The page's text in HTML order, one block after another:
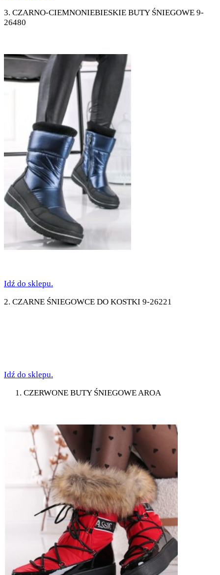
3. CZARNO-CIEMNONIEBIESKIE BUTY ŚNIEGOWE 9-
26480
Idź do sklepu.
2. CZARNE ŚNIEGOWCE DO KOSTKI 9-26221
Idź do sklepu.
CZERWONE BUTY ŚNIEGOWE AROA